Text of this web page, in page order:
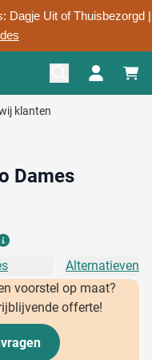
Dagje Uit of Thuisbezorgd |
klanten
Dames
Alternatieven
voorstel op maat?
offerte!